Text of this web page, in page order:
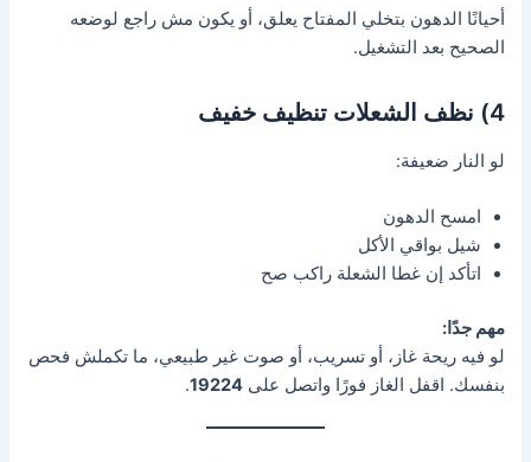
أحيانًا الدهون بتخلي المفتاح يعلق، أو يكون مش راجع لوضعه
الصحيح بعد التشغيل.
4) نظف الشعلات تنظيف خفيف
لو النار ضعيفة:
امسح الدهون
شيل بواقي الأكل
اتأكد إن غطا الشعلة راكب صح
مهم جدًا:
لو فيه ريحة غاز، أو تسريب، أو صوت غير طبيعي، ما تكملش فحص
بنفسك. اقفل الغاز فورًا واتصل على19224
.